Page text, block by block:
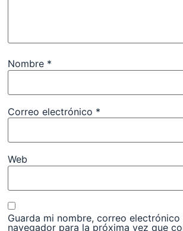
Nombre *
Correo electrónico *
Web
Guarda mi nombre, correo
navegador para la próxima vez que